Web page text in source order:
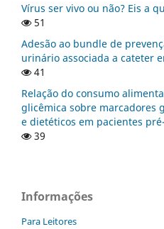
Vírus ser vivo ou não? Eis a
51
Adesão ao bundle de
urinário associada a cateter
41
Relação do consumo
glicêmica sobre marcadores
e dietéticos em pacientes
39
Informações
Para Leitores